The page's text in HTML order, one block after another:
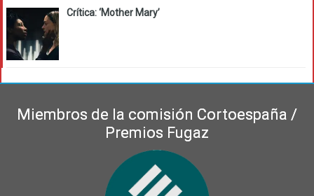
Crítica: ‘Mother Mary’
Miembros de la comisión Cortoespaña /
Premios Fugaz